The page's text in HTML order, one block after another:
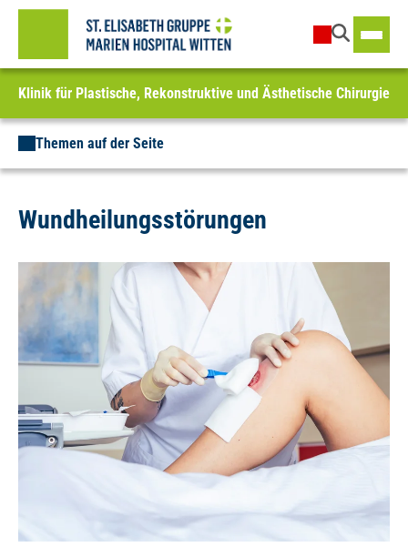
Klinik für Plastische, Rekonstruktive und Ästhetische Chirurgie
Themen auf der Seite
Wundheilungsstörungen